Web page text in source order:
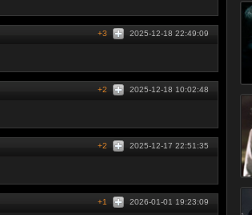
2025-12-18 22:49:09
+3
2025-12-18 10:02:48
+2
2025-12-17 22:51:35
+2
2026-01-01 19:23:09
+1